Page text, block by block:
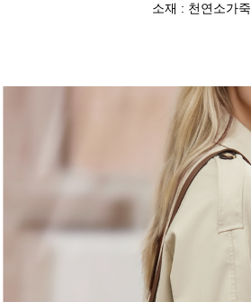
소재 : 천연소가죽